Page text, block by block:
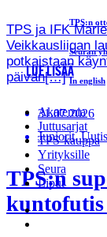
TPS:n
Seuran
In english
Akatemia
Juttusarjat
TPS-kauppa
Yrityksille
Seura
Liput
TPS ja IFK
Veikkausliigan
potkaistaan
päivän[…]
LUE LISÄÄ
31.07.2026
Juniorit,
TPS:n
kuntofutis